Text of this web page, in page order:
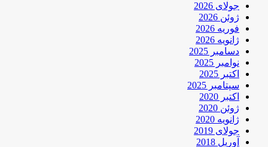
جولای 2026
ژوئن 2026
فوریه 2026
ژانویه 2026
دسامبر 2025
نوامبر 2025
اکتبر 2025
سپتامبر 2025
اکتبر 2020
ژوئن 2020
ژانویه 2020
جولای 2019
آوریل 2018